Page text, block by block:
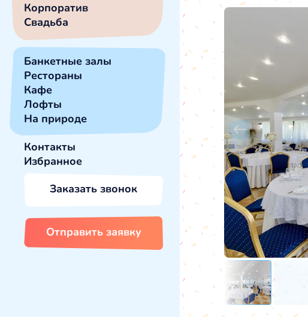
Корпоратив
Свадьба
Банкетные залы
Рестораны
Кафе
Лофты
На природе
Контакты
Избранное
Заказать звонок
Отправить заявку